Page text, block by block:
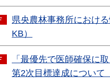
県央農林事務所におけ
KB）
「最優先で医師確保に
第2次目標達成について